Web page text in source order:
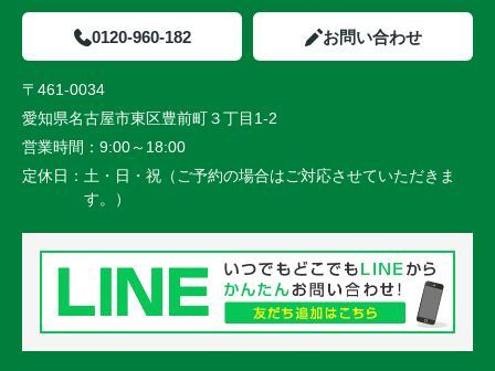
0120-960-182 お問い合わせ
〒461-0034
愛知県名古屋市東区豊前町３丁目1-2
営業時間： 9:00～18:00
定休日： 土・日・祝（ご予約の場合はご対応させていただきま
す。）